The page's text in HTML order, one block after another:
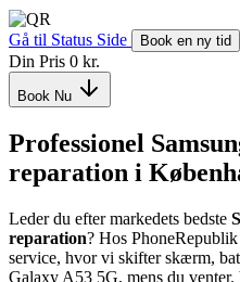
Gå til Status Side Book en ny tid
Din Pris 0 kr.
Book Nu
Professionel
reparation i
Leder du efter markedets bedste
reparation? Hos
service, hvor vi skifter skærm,
Galaxy A53 5G, mens du